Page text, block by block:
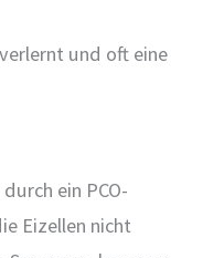
und oft eine
ein PCO-
Eizellen nicht